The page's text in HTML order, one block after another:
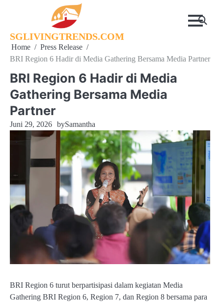
SGLIVINGTRENDS.COM
Home
Press Release
BRI Region 6 Hadir di Media Gathering Bersama Media Partner
BRI Region 6 Hadir di Media
Gathering Bersama Media
Partner
Juni 29, 2026 bySamantha
BRI Region 6 turut berpartisipasi dalam kegiatan Media
Gathering BRI Region 6, Region 7, dan Region 8 bersama para